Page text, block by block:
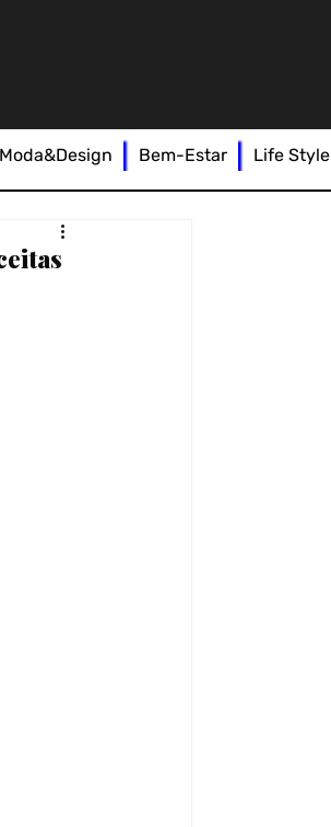
Moda&Design Bem-Estar Life Style